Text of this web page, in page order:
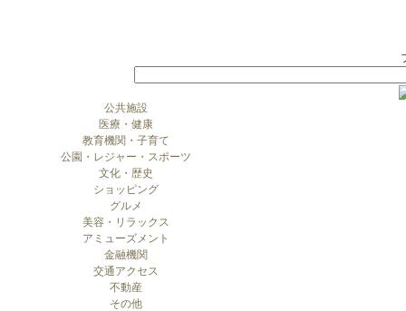
公共施設
医療・健康
教育機関・子育て
公園・レジャー・スポーツ
文化・歴史
ショッピング
グルメ
美容・リラックス
アミューズメント
金融機関
交通アクセス
不動産
その他